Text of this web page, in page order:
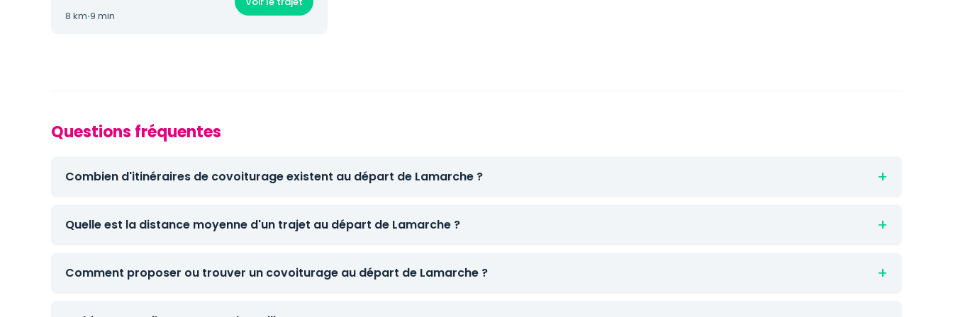
8 km·9 min
Questions fréquentes
Combien d'itinéraires de covoiturage existent au départ de Lamarche ?
Quelle est la distance moyenne d'un trajet au départ de Lamarche ?
Comment proposer ou trouver un covoiturage au départ de Lamarche ?